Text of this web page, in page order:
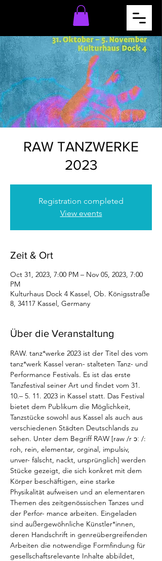
RAW TANZWERKE
2023
Registration completed
View events
Zeit & Ort
Oct 31, 2023, 7:00 PM – Nov 05, 2023, 7:00
PM
Kulturhaus Dock 4 Kassel, Ob. Königsstraße
8, 34117 Kassel, Germany
Über die Veranstaltung
RAW. tanz*werke 2023 ist der Titel des vom
tanz*werk Kassel veran- stalteten Tanz- und
Performance Festivals. Es ist das erste
Tanzfestival seiner Art und findet vom 31.
10.– 5. 11. 2023 in Kassel statt. Das Festival
bietet dem Publikum die Möglichkeit,
Tanzstücke sowohl aus Kassel als auch aus
verschiedenen Städten Deutschlands zu
sehen. Unter dem Begriff RAW [raw /r ɔː /:
roh, rein, elementar, orginal, impulsiv,
unver- fälscht, nackt, ursprünglich] werden
Stücke gezeigt, die sich konkret mit dem
Körper beschäftigen, eine starke
Physikalität aufweisen und an elementaren
Themen des zeitgenössischen Tanzes und
der Perfor- mance arbeiten. Eingeladen
sind außergewöhnliche Künstler*innen,
deren Handschrift in genreübergreifenden
Arbeiten die notwendige Formfindung für
gesellschaftsrelevante Inhalte abbildet,